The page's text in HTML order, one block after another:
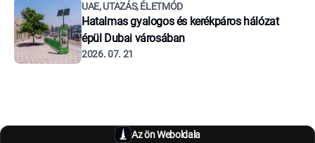
UAE, UTAZÁS, ÉLETMÓD
Hatalmas gyalogos és kerékpáros hálózat
épül Dubai városában
2026. 07. 21
Az ön Weboldala